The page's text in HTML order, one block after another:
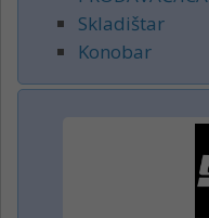
Skladištar
Konobar